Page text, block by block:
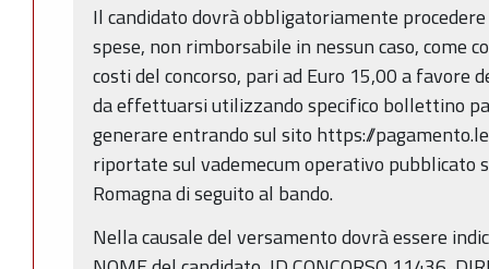
Il candidato dovrà obbligatoriamente
spese, non rimborsabile in nessun caso, come
costi del concorso, pari ad Euro 15,00 a favore
da effettuarsi utilizzando specifico bollettino
generare entrando sul sito https://
riportate sul vademecum operativo pubblicato
Romagna di seguito al bando.
Nella causale del versamento dovrà essere